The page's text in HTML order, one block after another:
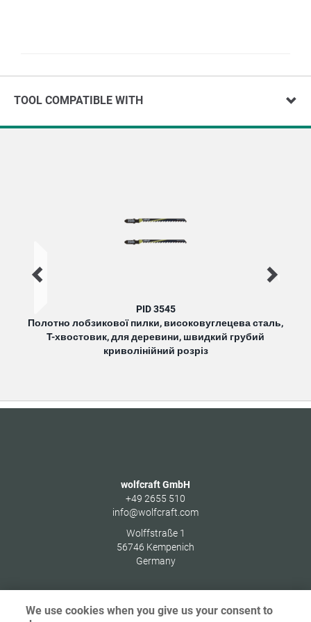
TOOL COMPATIBLE WITH
PID 3545
Полотно лобзикової пилки, високовуглецева сталь,
T-хвостовик, для деревини, швидкий грубий
криволінійний розріз
wolfcraft GmbH
+49 2655 510
info@wolfcraft.com
Wolffstraße 1
56746 Kempenich
Germany
We use cookies when you give us your consent to